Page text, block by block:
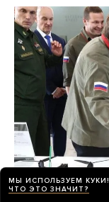
МЫ ИСПОЛЬЗУЕМ КУКИ!
ЧТО ЭТО ЗНАЧИТ?